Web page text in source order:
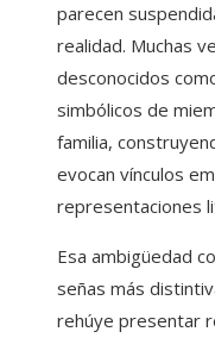
parecen
realidad. Muchas
desconocidos
simbólicos de
familia,
evocan vínculos
representaciones
Esa ambigüedad
señas más
rehúye presentar